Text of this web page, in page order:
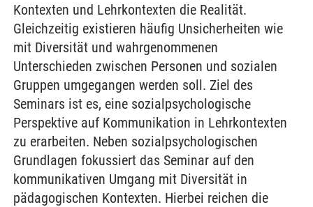
Kontexten und Lehrkontexten die Realität.
Gleichzeitig existieren häufig Unsicherheiten wie
mit Diversität und wahrgenommenen
Unterschieden zwischen Personen und sozialen
Gruppen umgegangen werden soll. Ziel des
Seminars ist es, eine sozialpsychologische
Perspektive auf Kommunikation in Lehrkontexten
zu erarbeiten. Neben sozialpsychologischen
Grundlagen fokussiert das Seminar auf den
kommunikativen Umgang mit Diversität in
pädagogischen Kontexten. Hierbei reichen die